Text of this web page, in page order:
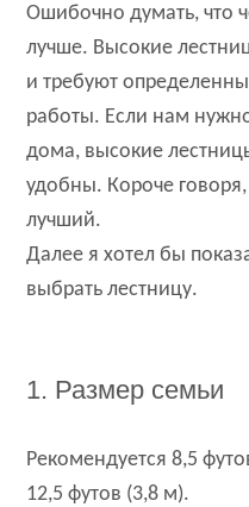
Ошибочно думать, что
лучше. Высокие
и требуют
работы. Если нам
дома, высокие
удобны. Короче
лучший.
Далее я хотел бы
выбрать лестницу.
1. Размер семьи
Рекомендуется 8,5
12,5 футов (3,8 м).